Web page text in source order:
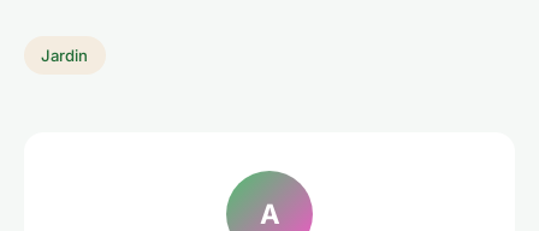
Jardin
A